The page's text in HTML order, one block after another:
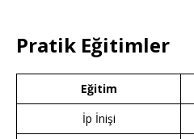
Pratik Eğitimler
Eğitim
İp İnişi